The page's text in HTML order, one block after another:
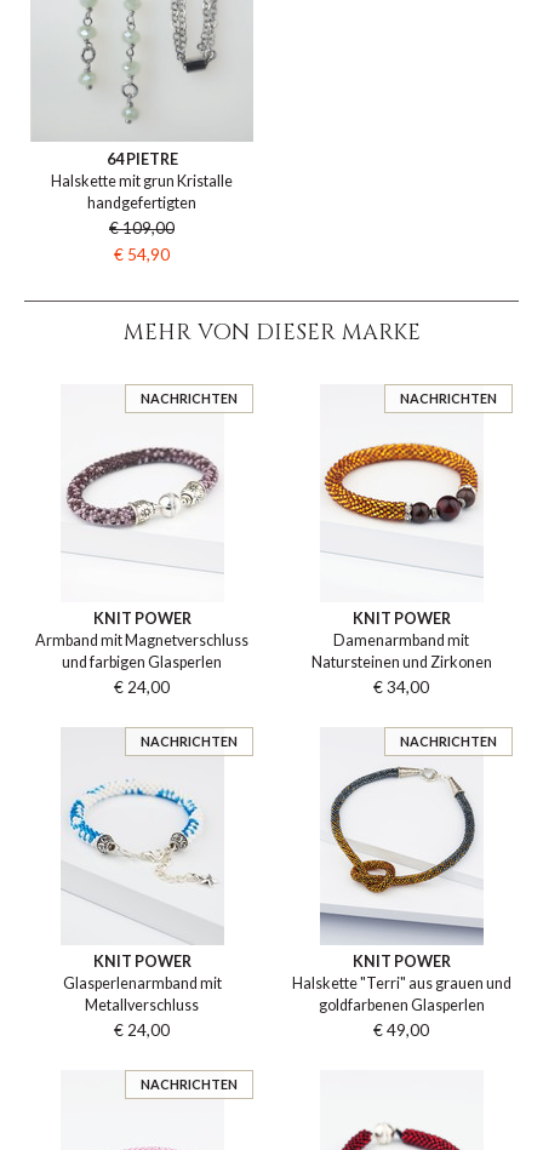
64 PIETRE
Halskette mit grun Kristalle
handgefertigten
€ 109,00
€ 54,90
MEHR VON DIESER MARKE
NACHRICHTEN
KNIT POWER
Armband mit Magnetverschluss
und farbigen Glasperlen
€ 24,00
NACHRICHTEN
KNIT POWER
Damenarmband mit
Natursteinen und Zirkonen
€ 34,00
NACHRICHTEN
KNIT POWER
Glasperlenarmband mit
Metallverschluss
€ 24,00
NACHRICHTEN
KNIT POWER
Halskette "Terri" aus grauen und
goldfarbenen Glasperlen
€ 49,00
NACHRICHTEN